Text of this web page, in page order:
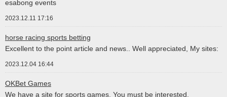
esabong events
2023.12.11 17:16
horse racing sports betting
Excellent to the point article and news.. Well appreciated, My sites:
2023.12.04 16:44
OKBet Games
We have a site for sports games. You must be interested.